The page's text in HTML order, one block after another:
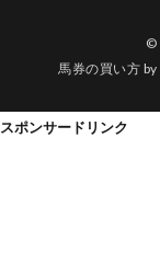
©
馬券の買い方 by
スポンサードリンク